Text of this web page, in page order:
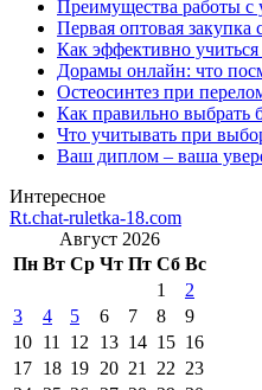
Преимущества работы
Первая оптовая
Как эффективно
Дорамы онлайн: что
Остеосинтез при
Как правильно выбрать
Что учитывать при
Ваш диплом – ваша
Интересное
Rt.chat-ruletka-18.com
Август 2026
Пн Вт Ср Чт Пт Сб Вс
1
2
3
4 5 6 7 8
9
10 11 12 13 14 15 16
17 18 19 20 21 22 23